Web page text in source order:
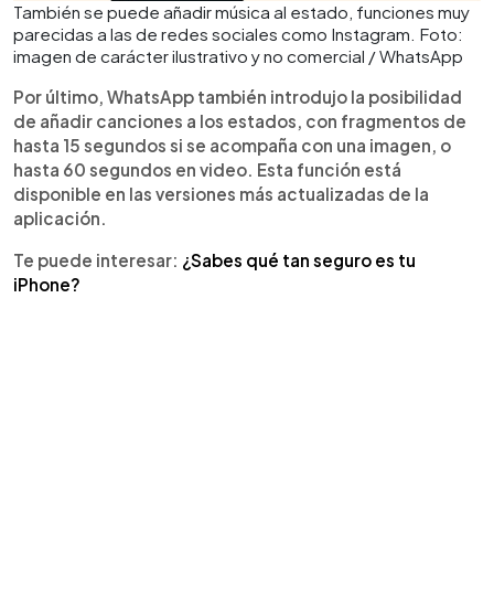
También se puede añadir música al estado, funciones muy
parecidas a las de redes sociales como Instagram. Foto:
imagen de carácter ilustrativo y no comercial / WhatsApp
Por último, WhatsApp también introdujo la posibilidad
de añadir canciones a los estados, con fragmentos de
hasta 15 segundos si se acompaña con una imagen, o
hasta 60 segundos en video. Esta función está
disponible en las versiones más actualizadas de la
aplicación.
Te puede interesar: ¿Sabes qué tan seguro es tu
iPhone?